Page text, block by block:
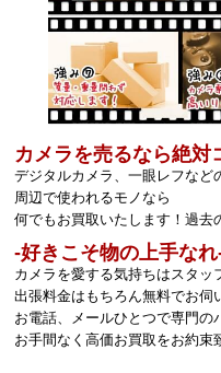
カメラを売るなら絶対
デジタルカメラ、一眼レフなど
周辺で使われるモノなら
何でもお買取いたします！過去
‐好きこそ物の上手なれ
カメラを愛する気持ちはスタッ
出張料金はもちろん無料でお伺
お電話、メールひとつで専門の
お手間なく高価お買取をお約束